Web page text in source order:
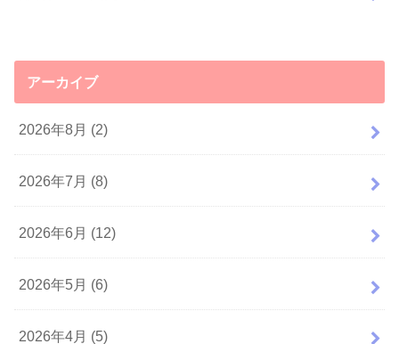
アーカイブ
2026年8月 (2)
2026年7月 (8)
2026年6月 (12)
2026年5月 (6)
2026年4月 (5)